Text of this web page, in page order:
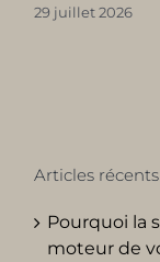
29 juillet 2026
Articles récents
Pourquoi la
moteur de